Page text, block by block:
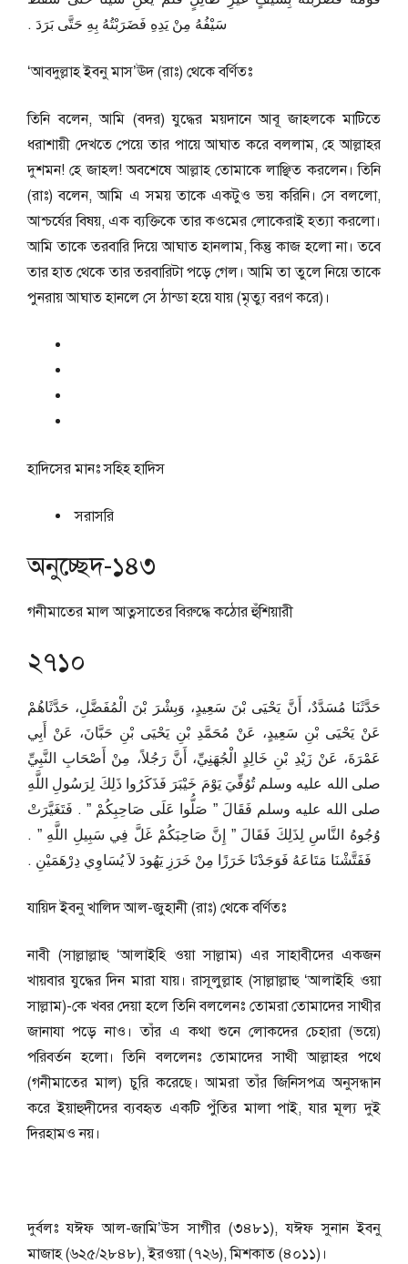
سَيْفُهُ مِنْ يَدِهِ فَضَرَبْتُهُ بِهِ حَتَّى بَرَدَ ‏.‏
‘আবদুল্লাহ ইবনু মাস’ঊদ (রাঃ) থেকে বর্ণিতঃ
তিনি বলেন, আমি (বদর) যুদ্ধের ময়দানে আবূ জাহলকে মাটিতে
ধরাশায়ী দেখতে পেয়ে তার পায়ে আঘাত করে বললাম, হে আল্লাহর
দুশমন! হে জাহল! অবশেষে আল্লাহ তোমাকে লাঞ্ছিত করলেন। তিনি
(রাঃ) বলেন, আমি এ সময় তাকে একটুও ভয় করিনি। সে বললো,
আশ্চর্যের বিষয়, এক ব্যক্তিকে তার কওমের লোকেরাই হত্যা করলো।
আমি তাকে তরবারি দিয়ে আঘাত হানলাম, কিন্তু কাজ হলো না। তবে
তার হাত থেকে তার তরবারিটা পড়ে গেল। আমি তা তুলে নিয়ে তাকে
পুনরায় আঘাত হানলে সে ঠান্ডা হয়ে যায় (মৃত্যু বরণ করে)।
হাদিসের মানঃসহিহ হাদিস
সরাসরি
অনুচ্ছেদ-১৪৩
গনীমাতের মাল আত্নসাতের বিরুদ্ধে কঠোর হুঁশিয়ারী
২৭১০
حَدَّثَنَا مُسَدَّدٌ، أَنَّ يَحْيَى بْنَ سَعِيدٍ، وَبِشْرَ بْنَ الْمُفَضَّلِ، حَدَّثَاهُمْ
عَنْ يَحْيَى بْنِ سَعِيدٍ، عَنْ مُحَمَّدِ بْنِ يَحْيَى بْنِ حَبَّانَ، عَنْ أَبِي
عَمْرَةَ، عَنْ زَيْدِ بْنِ خَالِدٍ الْجُهَنِيِّ، أَنَّ رَجُلاً، مِنْ أَصْحَابِ النَّبِيِّ
صلى الله عليه وسلم تُوُفِّيَ يَوْمَ خَيْبَرَ فَذَكَرُوا ذَلِكَ لِرَسُولِ اللَّهِ
صلى الله عليه وسلم فَقَالَ ‏”‏ صَلُّوا عَلَى صَاحِبِكُمْ ‏”‏ ‏.‏ فَتَغَيَّرَتْ
وُجُوهُ النَّاسِ لِذَلِكَ فَقَالَ ‏”‏ إِنَّ صَاحِبَكُمْ غَلَّ فِي سَبِيلِ اللَّهِ ‏”‏ ‏.‏
فَفَتَّشْنَا مَتَاعَهُ فَوَجَدْنَا خَرَزًا مِنْ خَرَزِ يَهُودَ لاَ يُسَاوِي دِرْهَمَيْنِ ‏.‏
যায়িদ ইবনু খালিদ আল-জুহানী (রাঃ) থেকে বর্ণিতঃ
নাবী (সাল্লাল্লাহু ‘আলাইহি ওয়া সাল্লাম) এর সাহাবীদের একজন
খায়বার যুদ্ধের দিন মারা যায়। রাসূলুল্লাহ (সাল্লাল্লাহু ‘আলাইহি ওয়া
সাল্লাম)-কে খবর দেয়া হলে তিনি বললেনঃ তোমরা তোমাদের সাথীর
জানাযা পড়ে নাও। তাঁর এ কথা শুনে লোকদের চেহারা (ভয়ে)
পরিবর্তন হলো। তিনি বললেনঃ তোমাদের সাথী আল্লাহর পথে
(গনীমাতের মাল) চুরি করেছে। আমরা তাঁর জিনিসপত্র অনুসন্ধান
করে ইয়াহুদীদের ব্যবহৃত একটি পুঁতির মালা পাই, যার মূল্য দুই
দিরহামও নয়।
দুর্বলঃ যঈফ আল-জামি’উস সাগীর (৩৪৮১), যঈফ সুনান ইবনু
মাজাহ (৬২৫/২৮৪৮), ইরওয়া (৭২৬), মিশকাত (৪০১১)।